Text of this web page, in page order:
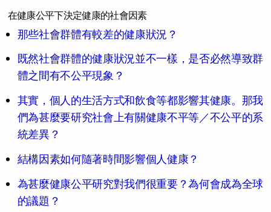
在健康公平下決定健康的社會因素
那些社會群體有較差的健康狀況？
既然社會群體的健康狀況並不一樣，是否必然導致群
體之間有不公平現象？
其實，個人的生活方式和飲食等都影響其健康。那我
們為甚麼要研究社會上有關健康不平等／不公平的系
統差異？
結構因素如何隨著時間影響個人健康？
為甚麼健康公平研究對我們很重要？為何會成為全球
的議題？